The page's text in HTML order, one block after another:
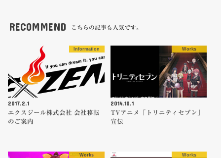
RECOMMEND こちらの記事も人気です。
Information
2017.2.1
エクスジール株式会社 会社移転
のご案内
Works
2014.10.1
TVアニメ「トリニティセブン」
宣伝
Works Works